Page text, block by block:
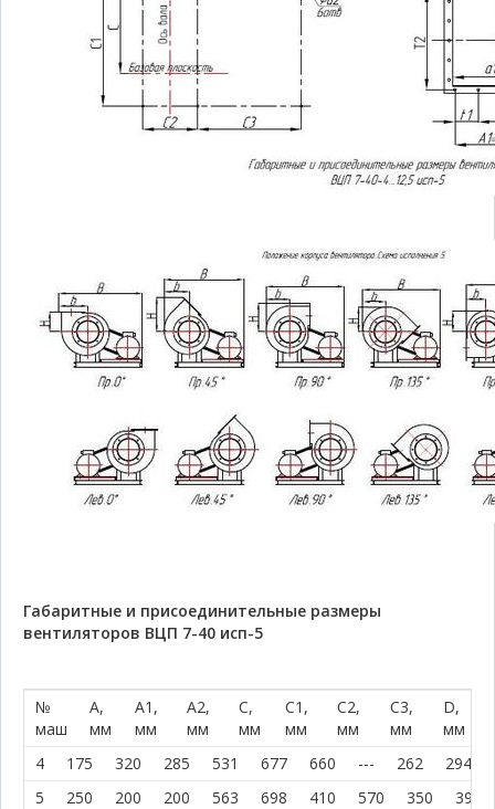
Габаритные и присоединительные размеры
вентиляторов ВЦП 7-40 исп-5
№
маш
A,
мм
A1,
мм
A2,
мм
C,
мм
C1,
мм
C2,
мм
C3,
мм
D,
мм
4
175 320 285 531 677 660 --- 262 294
5
250 200 200 563 698 410 570 350
390